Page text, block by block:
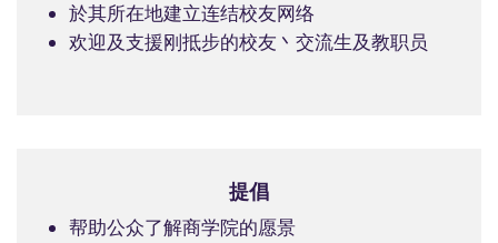
於其所在地建立连结校友网络
欢迎及支援刚抵步的校友丶交流生及教职员
提倡
帮助公众了解商学院的愿景